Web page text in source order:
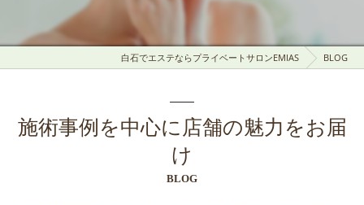
白石でエステならプライベートサロンEMIAS BLOG
施術事例を中心に店舗の魅力をお届
け
BLOG